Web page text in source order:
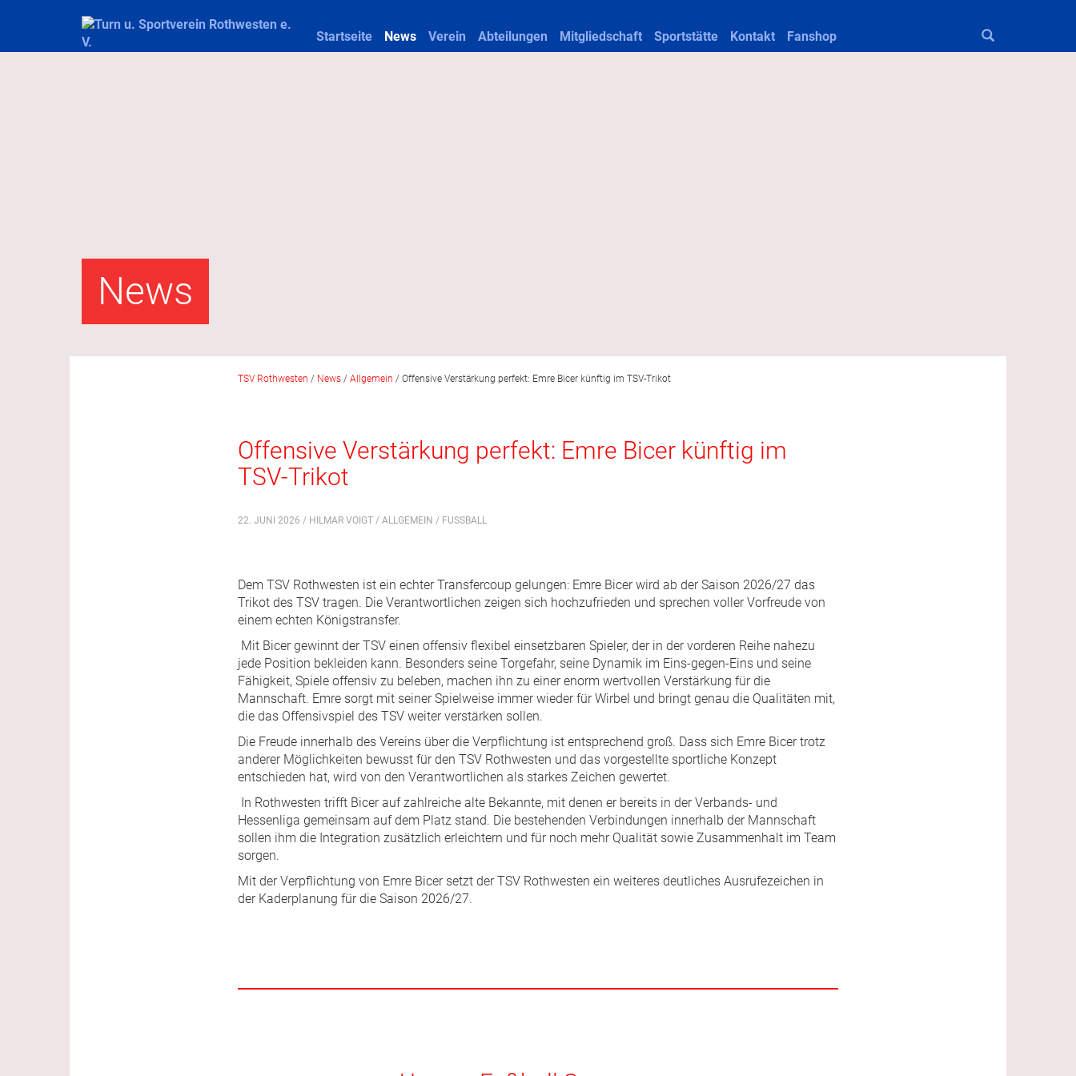
Startseite News Verein Abteilungen Mitgliedschaft Sportstätte Kontakt Fanshop
News
TSV Rothwesten / News / Allgemein / Offensive Verstärkung perfekt: Emre Bicer künftig im TSV-Trikot
Offensive Verstärkung perfekt: Emre Bicer künftig im
TSV-Trikot
22. JUNI 2026 / HILMAR VOIGT / ALLGEMEIN / FUSSBALL
Dem TSV Rothwesten ist ein echter Transfercoup gelungen: Emre Bicer wird ab der Saison 2026/27 das
Trikot des TSV tragen. Die Verantwortlichen zeigen sich hochzufrieden und sprechen voller Vorfreude von
einem echten Königstransfer.
Mit Bicer gewinnt der TSV einen offensiv flexibel einsetzbaren Spieler, der in der vorderen Reihe nahezu
jede Position bekleiden kann. Besonders seine Torgefahr, seine Dynamik im Eins-gegen-Eins und seine
Fähigkeit, Spiele offensiv zu beleben, machen ihn zu einer enorm wertvollen Verstärkung für die
Mannschaft. Emre sorgt mit seiner Spielweise immer wieder für Wirbel und bringt genau die Qualitäten mit,
die das Offensivspiel des TSV weiter verstärken sollen.
Die Freude innerhalb des Vereins über die Verpflichtung ist entsprechend groß. Dass sich Emre Bicer trotz
anderer Möglichkeiten bewusst für den TSV Rothwesten und das vorgestellte sportliche Konzept
entschieden hat, wird von den Verantwortlichen als starkes Zeichen gewertet.
In Rothwesten trifft Bicer auf zahlreiche alte Bekannte, mit denen er bereits in der Verbands- und
Hessenliga gemeinsam auf dem Platz stand. Die bestehenden Verbindungen innerhalb der Mannschaft
sollen ihm die Integration zusätzlich erleichtern und für noch mehr Qualität sowie Zusammenhalt im Team
sorgen.
Mit der Verpflichtung von Emre Bicer setzt der TSV Rothwesten ein weiteres deutliches Ausrufezeichen in
der Kaderplanung für die Saison 2026/27.